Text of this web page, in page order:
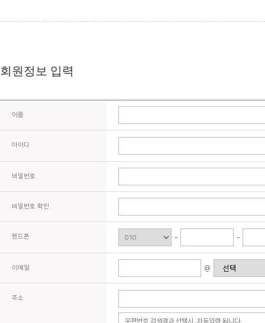
회원정보 입력
이름
아이디
비밀번호
비밀번호 확인
핸드폰
이메일 @
주소